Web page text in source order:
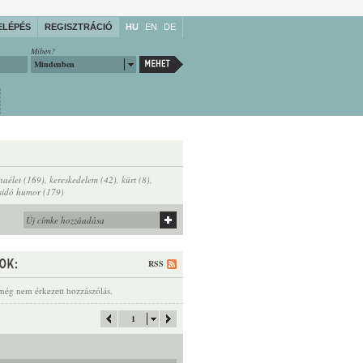
REGISZTRÁCIÓ HU EN DE
Miben?
Mindenben
(169), kereskedelem (42), kürt (8),
humor (179)
RSS
nem érkezett hozzászólás.
1